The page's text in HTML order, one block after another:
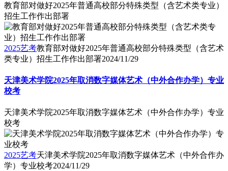
教育部对做好2025年普通高校部分特殊类型（含艺术类专业）
招生工作作出部署
2025艺考教育部对做好2025年普通高校部分特殊类型（含艺术
类专业）招生工作作出部署2024/11/29
天津美术学院2025年取消数字媒体艺术（中外合作办学）专业
校考
天津美术学院2025年取消数字媒体艺术（中外合作办学）专业
校考
2025艺考天津美术学院2025年取消数字媒体艺术（中外合作办
学）专业校考2024/11/29